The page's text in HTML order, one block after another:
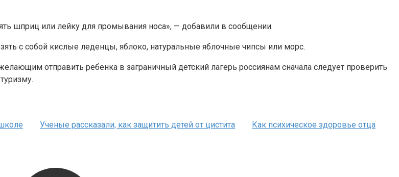
шприц или лейку для промывания носа», — добавили в сообщении.
с собой кислые леденцы, яблоко, натуральные яблочные чипсы или морс.
отправить ребенка в заграничный детский лагерь россиянам сначала следует проверить
Ученые рассказали, как защитить детей от цистита
Как психическое здоровье отца